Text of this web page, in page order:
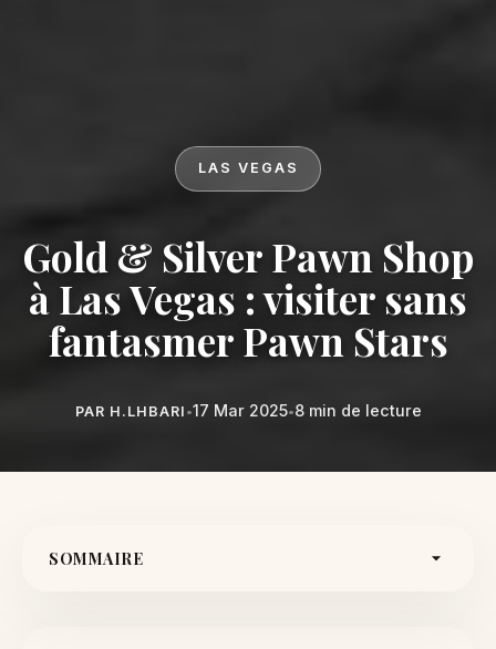
LAS VEGAS
Gold & Silver Pawn Shop
à Las Vegas : visiter sans
fantasmer Pawn Stars
PAR H.LHBARI •17 Mar 2025•8 min de lecture
SOMMAIRE